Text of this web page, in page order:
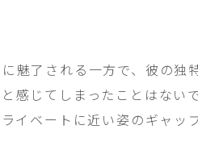
魅了される一方で、彼の独
感じてしまったことはない
イベートに近い姿のギャッ